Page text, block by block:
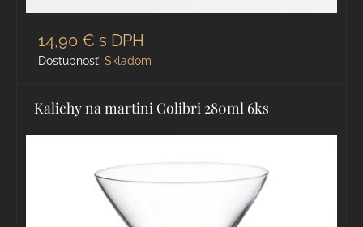
14,90 € s DPH
Dostupnosť: Skladom
Kalichy na martini Colibri 280ml 6ks